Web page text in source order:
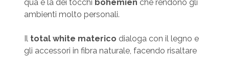
qua e là dei tocchi bohémien che rendono gli
ambienti molto personali.
Il total white materico dialoga con il legno e
gli accessori in fibra naturale, facendo risaltare